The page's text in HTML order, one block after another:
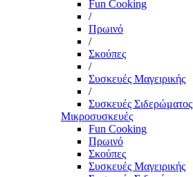
Fun Cooking
/
Πρωινό
/
Σκούπες
/
Συσκευές Μαγειρικής
/
Συσκευές Σιδερώματος
Μικροσυσκευές
Fun Cooking
Πρωινό
Σκούπες
Συσκευές Μαγειρικής